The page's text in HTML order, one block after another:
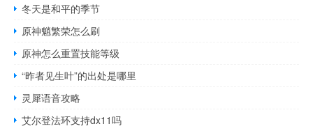
冬天是和平的季节
原神魈繁荣怎么刷
原神怎么重置技能等级
“昨者见生叶”的出处是哪里
灵犀语音攻略
艾尔登法环支持dx11吗